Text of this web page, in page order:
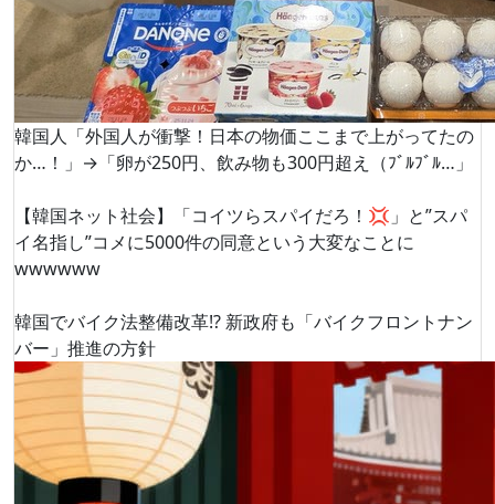
韓国人「外国人が衝撃！日本の物価ここまで上がってたの
か…！」→「卵が250円、飲み物も300円超え（ﾌﾞﾙﾌﾞﾙ…」
【韓国ネット社会】「コイツらスパイだろ！💢」と”スパ
イ名指し”コメに5000件の同意という大変なことに
wwwwww
韓国でバイク法整備改革!? 新政府も「バイクフロントナン
バー」推進の方針